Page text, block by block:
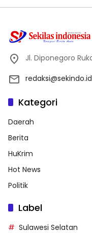
Jl. Diponegoro
redaksi@sekindo.id
Kategori
Daerah
Berita
HuKrim
Hot News
Politik
Label
Sulawesi Selatan